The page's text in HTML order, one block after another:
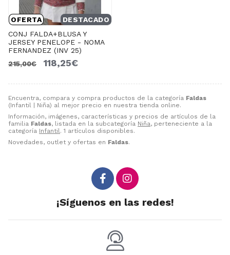
Encuentra, compara y compra productos de la categoría Faldas
(Infantil | Niña) al mejor precio en nuestra tienda online.
Información, imágenes, características y precios de artículos de la
familia Faldas, listada en la subcategoría Niña, perteneciente a la
categoría Infantil . 1 artículos disponibles.
Novedades, outlet y ofertas en Faldas.
OFERTA
DESTACADO
CONJ FALDA+BLUSA Y
JERSEY PENELOPE - NOMA
FERNANDEZ (INV 25)
215,00€
118,25€
¡Síguenos en las redes!